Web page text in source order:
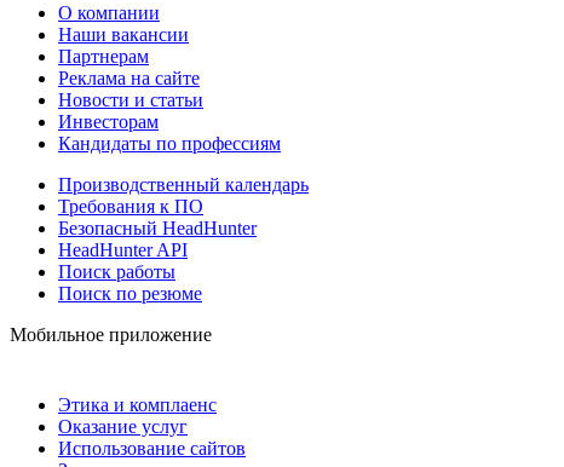
О компании
Наши вакансии
Партнерам
Реклама на сайте
Новости и статьи
Инвесторам
Кандидаты по профессиям
Производственный календарь
Требования к ПО
Безопасный HeadHunter
HeadHunter API
Поиск работы
Поиск по резюме
Мобильное приложение
Этика и комплаенс
Оказание услуг
Использование сайтов